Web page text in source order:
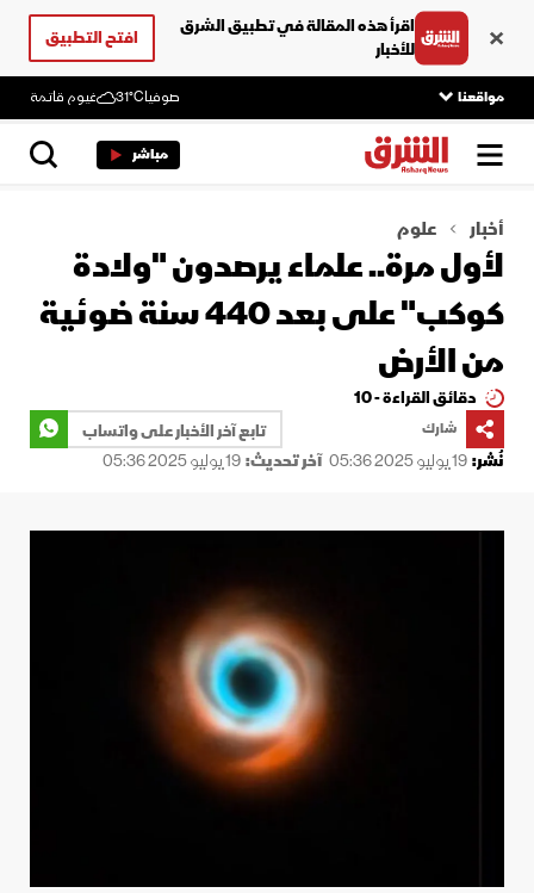
اقرأ هذه المقالة في تطبيق الشرق
للأخبار
افتح التطبيق
مواقعنا صوفيا31°C غيوم قاتمة
مباشر
أخبار علوم
لأول مرة.. علماء يرصدون "ولادة
كوكب" على بعد 440 سنة ضوئية
من الأرض
دقائق القراءة - 10
شارك
تابع آخر الأخبار على واتساب
نُشر:19 يوليو 2025 05:36 آخر تحديث:19 يوليو 2025 05:36